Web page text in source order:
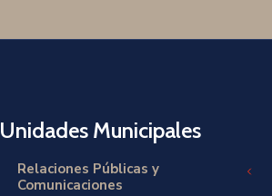
Unidades Municipales
Relaciones Públicas y
Comunicaciones